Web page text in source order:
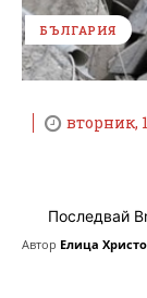
БЪЛГАРИЯ
вторник,
Последвай
Автор Елица